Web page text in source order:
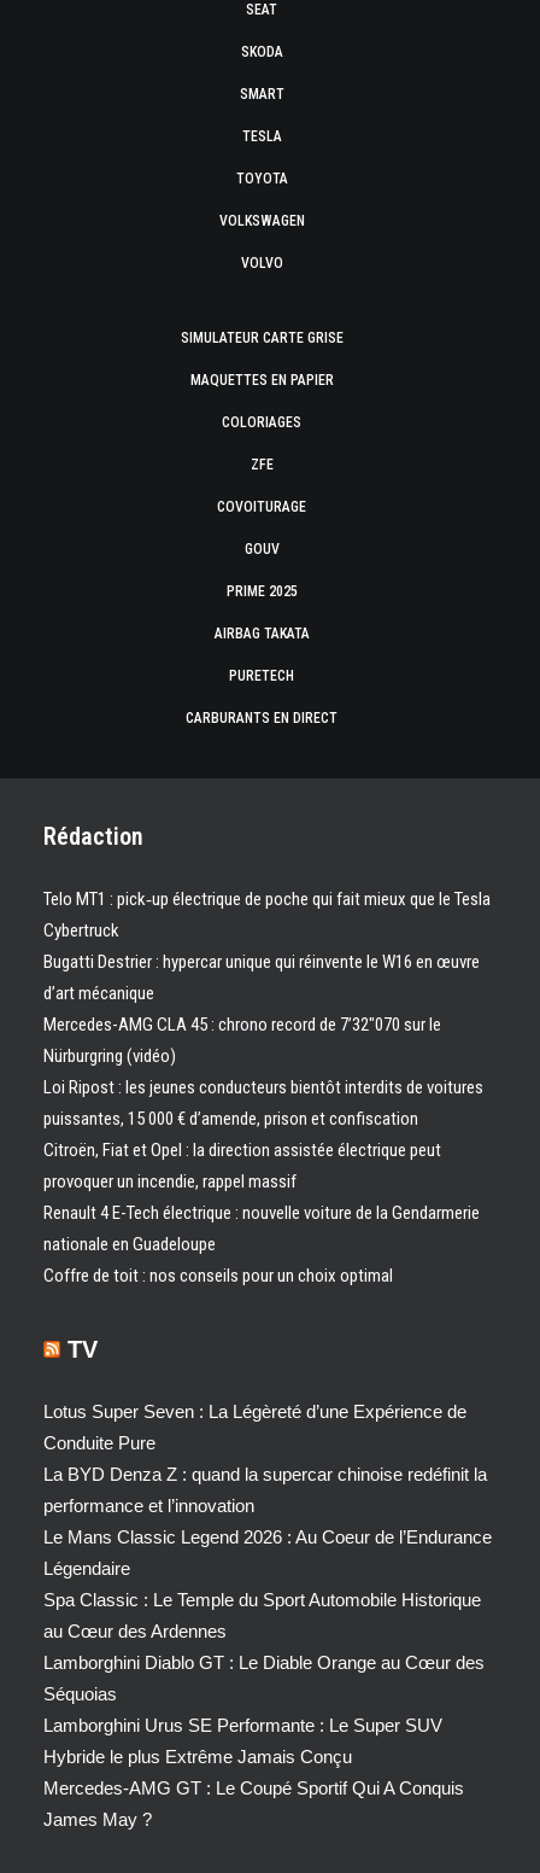
SEAT
SKODA
SMART
TESLA
TOYOTA
VOLKSWAGEN
VOLVO
SIMULATEUR CARTE GRISE
MAQUETTES EN PAPIER
COLORIAGES
ZFE
COVOITURAGE
GOUV
PRIME 2025
AIRBAG TAKATA
PURETECH
CARBURANTS EN DIRECT
Rédaction
Telo MT1 : pick‑up électrique de poche qui fait mieux que le Tesla
Cybertruck
Bugatti Destrier : hypercar unique qui réinvente le W16 en œuvre
d’art mécanique
Mercedes-AMG CLA 45 : chrono record de 7’32″070 sur le
Nürburgring (vidéo)
Loi Ripost : les jeunes conducteurs bientôt interdits de voitures
puissantes, 15 000 € d’amende, prison et confiscation
Citroën, Fiat et Opel : la direction assistée électrique peut
provoquer un incendie, rappel massif
Renault 4 E-Tech électrique : nouvelle voiture de la Gendarmerie
nationale en Guadeloupe
Coffre de toit : nos conseils pour un choix optimal
TV
Lotus Super Seven : La Légèreté d’une Expérience de
Conduite Pure
La BYD Denza Z : quand la supercar chinoise redéfinit la
performance et l’innovation
Le Mans Classic Legend 2026 : Au Coeur de l’Endurance
Légendaire
Spa Classic : Le Temple du Sport Automobile Historique
au Cœur des Ardennes
Lamborghini Diablo GT : Le Diable Orange au Cœur des
Séquoias
Lamborghini Urus SE Performante : Le Super SUV
Hybride le plus Extrême Jamais Conçu
Mercedes-AMG GT : Le Coupé Sportif Qui A Conquis
James May ?